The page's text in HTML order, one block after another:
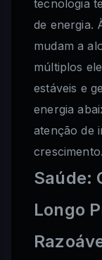
tecnologia
de energia.
mudam a
múltiplos
estáveis e
energia
atenção de
crescimento.
Saúde:
Longo